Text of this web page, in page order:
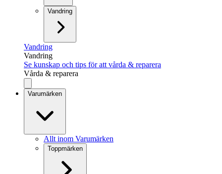
Vandring
Vandring
Vandring
Se kunskap och tips för att vårda & reparera
Vårda & reparera
Varumärken
Allt inom Varumärken
Toppmärken